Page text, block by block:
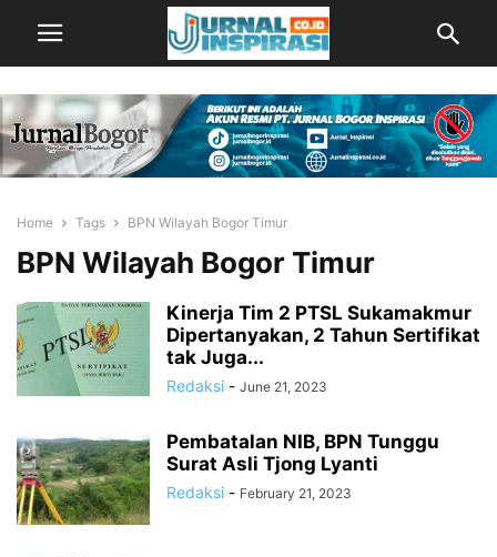
Home Tags BPN Wilayah Bogor Timur
BPN Wilayah Bogor Timur
Kinerja Tim 2 PTSL Sukamakmur
Dipertanyakan, 2 Tahun Sertifikat
tak Juga...
Redaksi - June 21, 2023
Pembatalan NIB, BPN Tunggu
Surat Asli Tjong Lyanti
Redaksi - February 21, 2023